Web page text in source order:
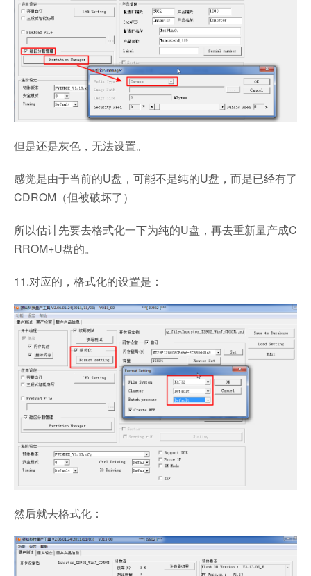
但是还是灰色，无法设置。
感觉是由于当前的U盘，可能不是纯的U盘，而是已经有了
CDROM（但被破坏了）
所以估计先要去格式化一下为纯的U盘，再去重新量产成C
RROM+U盘的。
11.对应的，格式化的设置是：
然后就去格式化：